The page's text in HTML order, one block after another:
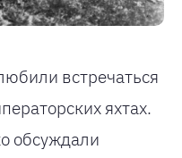
встречаться
яхтах.
обсуждали